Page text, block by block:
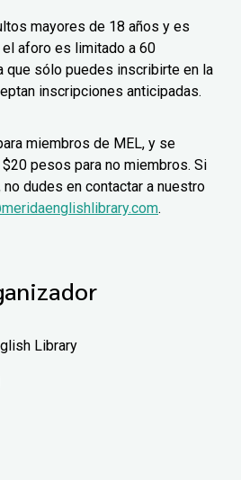
mayores de 18 años y es
aforo es limitado a 60
que sólo puedes inscribirte en la
inscripciones anticipadas.
miembros de MEL, y se
pesos para no miembros. Si
dudes en contactar a nuestro
.
Library